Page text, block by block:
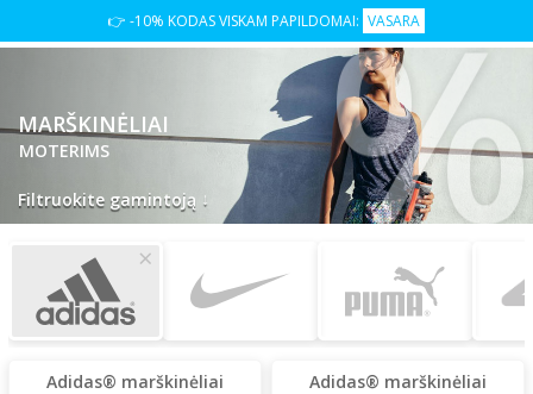
👉 -10% KODAS VISKAM PAPILDOMAI: VASARA
Filtruokite gamintoją ↓
MARŠKINĖLIAI
MOTERIMS
×
Adidas® marškinėliai Adidas® marškinėliai